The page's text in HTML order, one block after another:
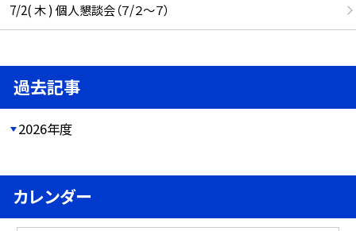
7/2( 木 ) 個人懇談会（７/２～７）
過去記事
2026年度
カレンダー